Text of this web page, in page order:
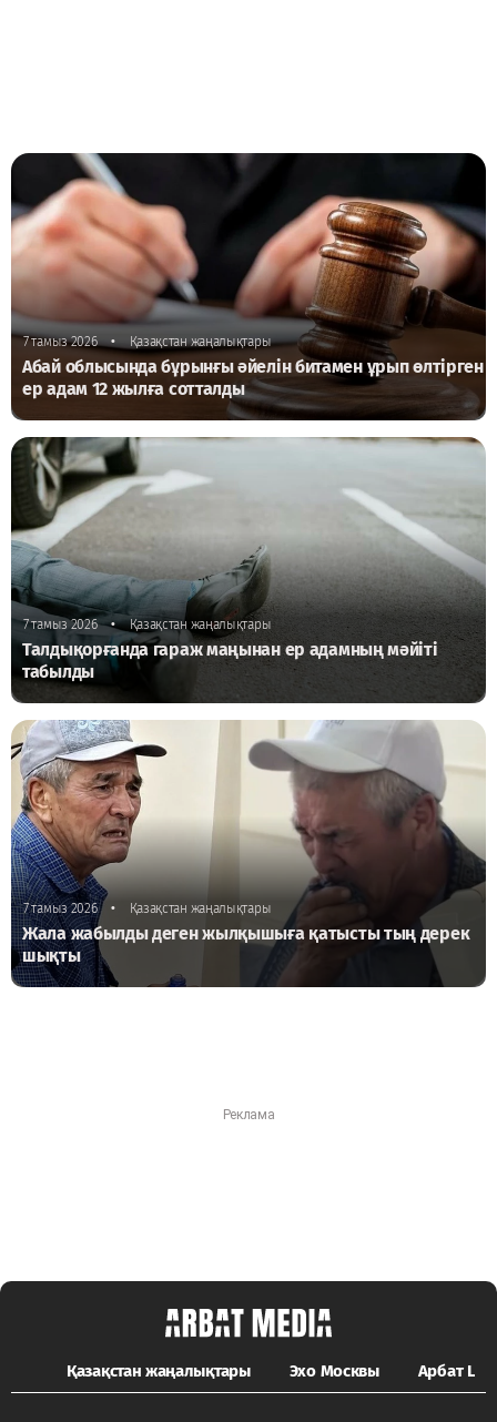
7 тамыз 2026 • Қазақстан жаңалықтары
Абай облысында бұрынғы әйелін битамен ұрып өлтірген
ер адам 12 жылға сотталды
7 тамыз 2026 • Қазақстан жаңалықтары
Талдықорғанда гараж маңынан ер адамның мәйіті
табылды
7 тамыз 2026 • Қазақстан жаңалықтары
Жала жабылды деген жылқышыға қатысты тың дерек
шықты
Қазақстан жаңалықтары Эхо Москвы Арбат LIFE